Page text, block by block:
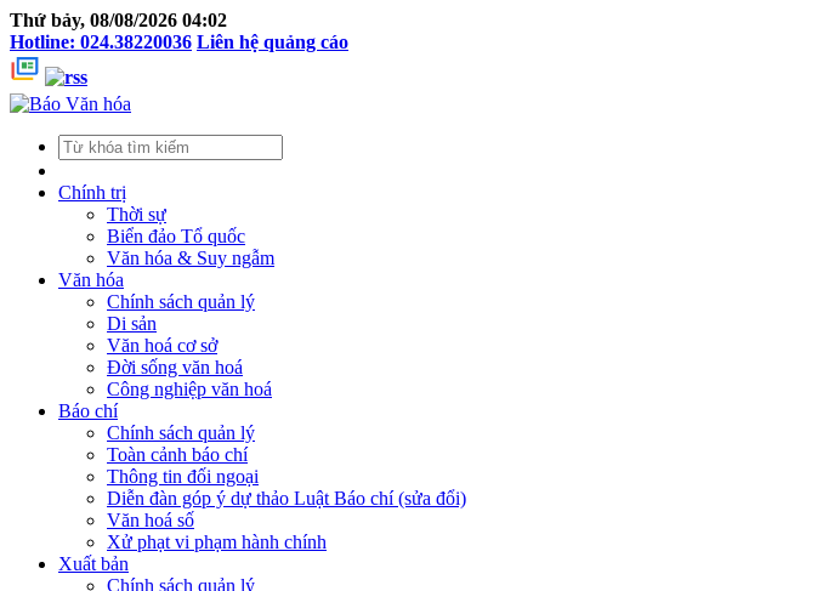
Thứ bảy, 08/08/2026 04:02
Hotline: 024.38220036 Liên hệ quảng cáo
Chính trị
Thời sự
Biển đảo Tổ quốc
Văn hóa & Suy ngẫm
Văn hóa
Chính sách quản lý
Di sản
Văn hoá cơ sở
Đời sống văn hoá
Công nghiệp văn hoá
Báo chí
Chính sách quản lý
Toàn cảnh báo chí
Thông tin đối ngoại
Diễn đàn góp ý dự thảo Luật Báo chí (sửa đổi)
Văn hoá số
Xử phạt vi phạm hành chính
Xuất bản
Chính sách quản lý